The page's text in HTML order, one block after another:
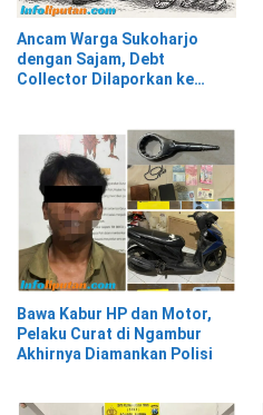
Ancam Warga Sukoharjo
dengan Sajam, Debt
Collector Dilaporkan ke
Bawa Kabur HP dan Motor,
Pelaku Curat di Ngambur
Akhirnya Diamankan Polisi